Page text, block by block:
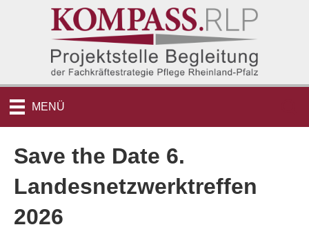
MENÜ
Save the Date 6.
Landesnetzwerktreffen
2026